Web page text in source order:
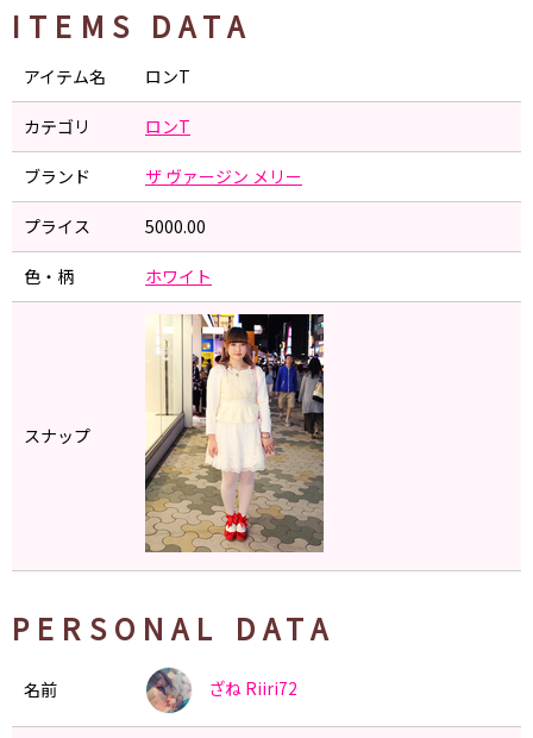
ITEMS DATA
アイテム名 ロンT
カテゴリ ロンT
ブランド ザ ヴァージン メリー
プライス 5000.00
色・柄 ホワイト
スナップ
PERSONAL DATA
名前 ざね Riiri72